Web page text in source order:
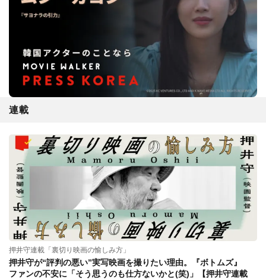
連載
押井守連載「裏切り映画の愉しみ方」
押井守が“評判の悪い”実写映画を撮りたい理由。『ボトムズ』
ファンの不安に「そう思うのも仕方ないかと(笑)」【押井守連載